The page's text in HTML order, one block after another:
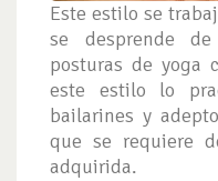
Este estilo se
se desprende
posturas de yoga
este estilo lo
bailarines y
que se requiere
adquirida.